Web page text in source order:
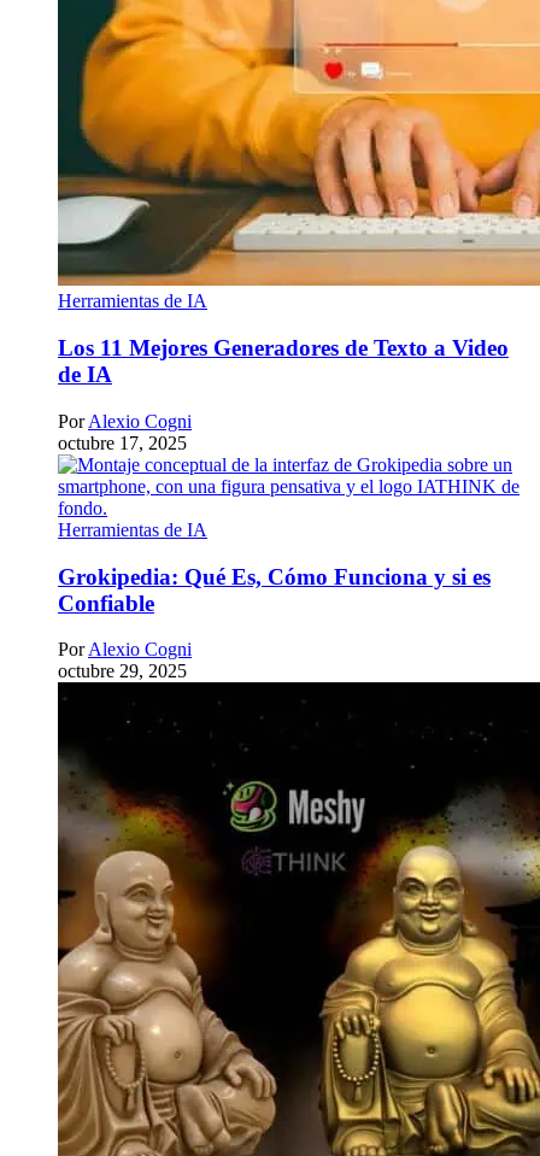
Herramientas de IA
Los 11 Mejores Generadores de Texto a Video
de IA
Por Alexio Cogni
octubre 17, 2025
Herramientas de IA
Grokipedia: Qué Es, Cómo Funciona y si es
Confiable
Por Alexio Cogni
octubre 29, 2025